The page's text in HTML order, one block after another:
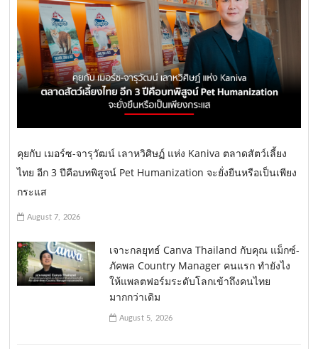
คุยกับ เมอร์ซ-จารุวัฒน์ เลาหวิศิษฏ์ แห่ง Kaniva ตลาดสัตว์เลี้ยง
ไทย อีก 3 ปีคือบทพิสูจน์ Pet Humanization จะยั่งยืนหรือเป็นเพียง
กระแส
August 7, 2026
เจาะกลยุทธ์ Canva Thailand กับคุณ แม็กซ์-
ภัคพล Country Manager คนแรก ทำยังไง
ให้แพลตฟอร์มระดับโลกเข้าถึงคนไทย
มากกว่าเดิม
August 5, 2026